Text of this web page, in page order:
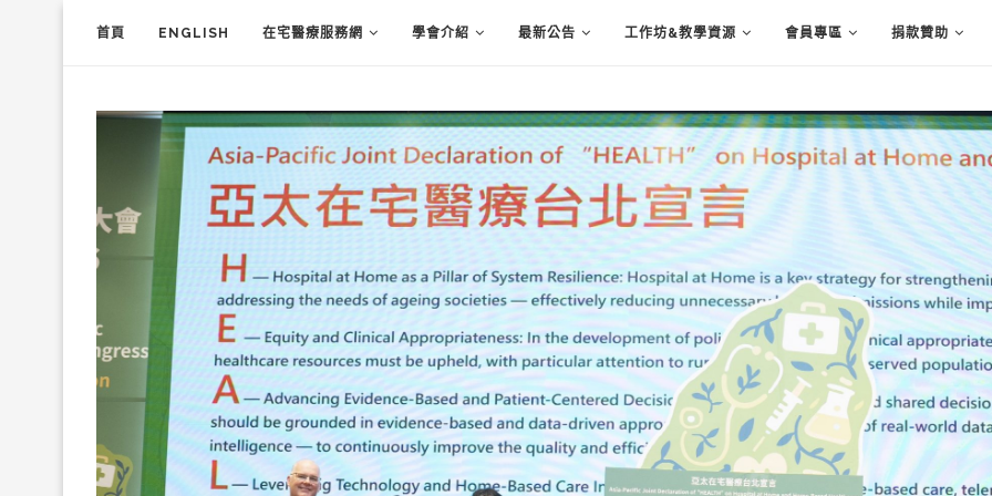
首頁 ENGLISH 在宅醫療服務網 學會介紹 最新公告 工作坊&教學資源 會員專區 捐款贊助